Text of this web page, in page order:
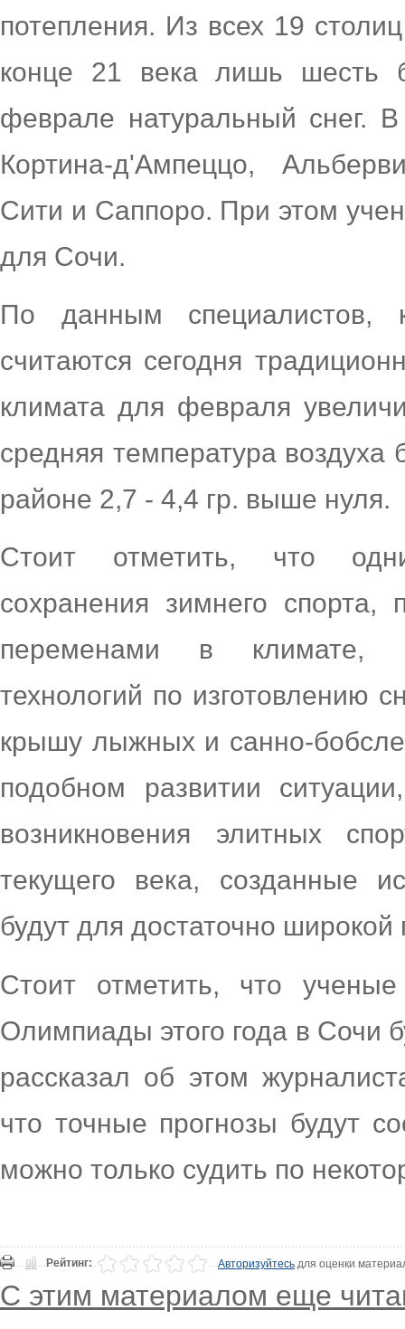
потепления. Из всех 19
конце 21 века лишь шесть
феврале натуральный снег. В
Кортина-д'Ампеццо,
Сити и Саппоро. При этом
для Сочи.
По данным специалистов,
считаются сегодня
климата для февраля
средняя температура воздуха
районе 2,7 - 4,4 гр. выше нуля.
Стоит отметить, что
сохранения зимнего
переменами в климате,
технологий по изготовлению
крышу лыжных и санно-
подобном развитии
возникновения элитных
текущего века, созданные
будут для достаточно широкой
Стоит отметить, что
Олимпиады этого года в Сочи
рассказал об этом
что точные прогнозы будут
можно только судить по
Рейтинг: Авторизуйтесьдля оценки
С этим материалом еще